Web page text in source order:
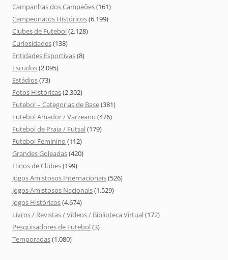
Campanhas dos Campeões(161)
Campeonatos Históricos(6.199)
Clubes de Futebol(2.128)
Curiosidades(138)
Entidades Esportivas(8)
Escudos(2.095)
Estádios(73)
Fotos Históricas(2.302)
Futebol – Categorias de Base(381)
Futebol Amador / Varzeano (476)
Futebol de Praia / Futsal(179)
Futebol Feminino (112)
Grandes Goleadas(420)
Hinos de Clubes(199)
Jogos Amistosos Internacionais(526)
Jogos Amistosos Nacionais(1.529)
Jogos Históricos(4.674)
Livros / Revistas / Vídeos / Biblioteca Virtual(172)
Pesquisadores de Futebol(3)
Temporadas(1.080)